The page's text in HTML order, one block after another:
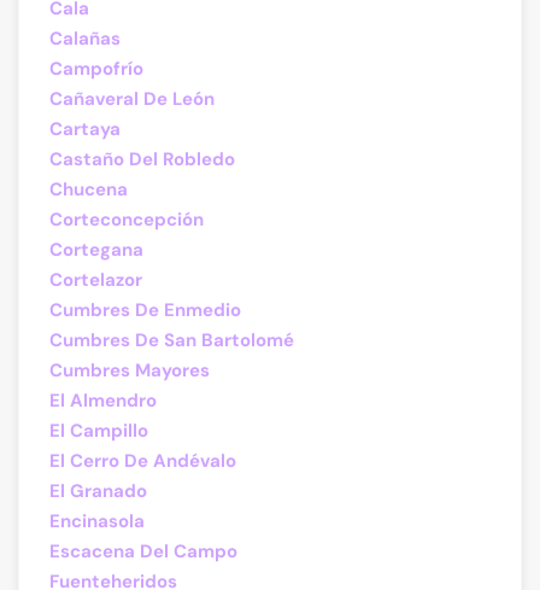
Cala
Calañas
Campofrío
Cañaveral De León
Cartaya
Castaño Del Robledo
Chucena
Corteconcepción
Cortegana
Cortelazor
Cumbres De Enmedio
Cumbres De San Bartolomé
Cumbres Mayores
El Almendro
El Campillo
El Cerro De Andévalo
El Granado
Encinasola
Escacena Del Campo
Fuenteheridos